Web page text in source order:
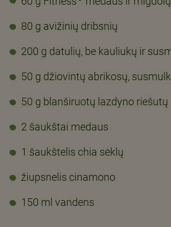
80 g avižinių dribsnių
200 g datulių, be kauliukų ir
50 g džiovintų abrikosų,
50 g blanširuotų lazdyno riešutų
2 šaukštai medaus
1 šaukštelis chia sėklų
žiupsnelis cinamono
150 ml vandens